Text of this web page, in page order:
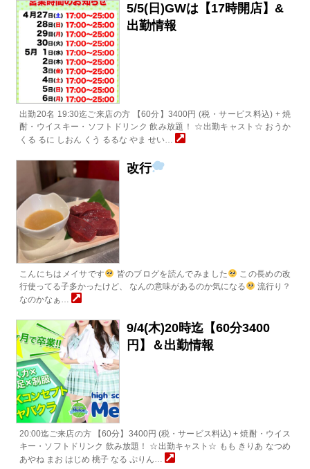
5/5(日)GWは【17時開店】&
出勤情報
出勤20名 19:30迄ご来店の方 【60分】3400円 (税・サービス料込) + 焼
酎・ウイスキー・ソフトドリンク 飲み放題！ ☆出勤キャスト☆ おうか
くる るに しおん くう るるな やま せい…
改行
こんにちはメイサです 皆のブログを読んでみました
この長めの改
行使ってる子多かったけど、 なんの意味があるのか気になる
流行り？
なのかなぁ…
9/4(木)20時迄【60分3400
円】＆出勤情報
20:00迄ご来店の方 【60分】3400円 (税・サービス料込) + 焼酎・ウイス
キー・ソフトドリンク 飲み放題！ ☆出勤キャスト☆ もも きりあ なつめ
あやね まお はじめ 桃子 なる ぷりん…